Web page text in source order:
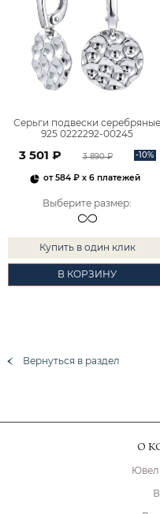
Серьги подвески серебряные
925 0222292-00245
3 501 ₽ 3 890 ₽ -10%
от584 ₽ x 6 платежей
Выберите размер:
Купить в один клик
В КОРЗИНУ
Вернуться в раздел
О